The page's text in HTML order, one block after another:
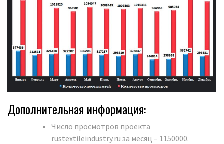
Дополнительная информация:
Число просмотров проекта
rustextileindustry.ru за месяц – 1150000.